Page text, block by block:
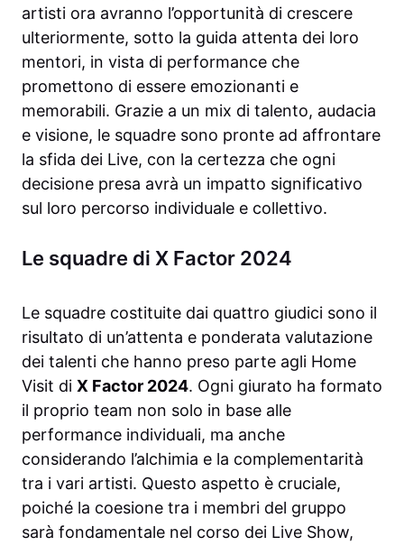
artisti ora avranno l’opportunità di crescere
ulteriormente, sotto la guida attenta dei loro
mentori, in vista di performance che
promettono di essere emozionanti e
memorabili. Grazie a un mix di talento, audacia
e visione, le squadre sono pronte ad affrontare
la sfida dei Live, con la certezza che ogni
decisione presa avrà un impatto significativo
sul loro percorso individuale e collettivo.
Le squadre di X Factor 2024
Le squadre costituite dai quattro giudici sono il
risultato di un’attenta e ponderata valutazione
dei talenti che hanno preso parte agli Home
Visit di X Factor 2024. Ogni giurato ha formato
il proprio team non solo in base alle
performance individuali, ma anche
considerando l’alchimia e la complementarità
tra i vari artisti. Questo aspetto è cruciale,
poiché la coesione tra i membri del gruppo
sarà fondamentale nel corso dei Live Show,